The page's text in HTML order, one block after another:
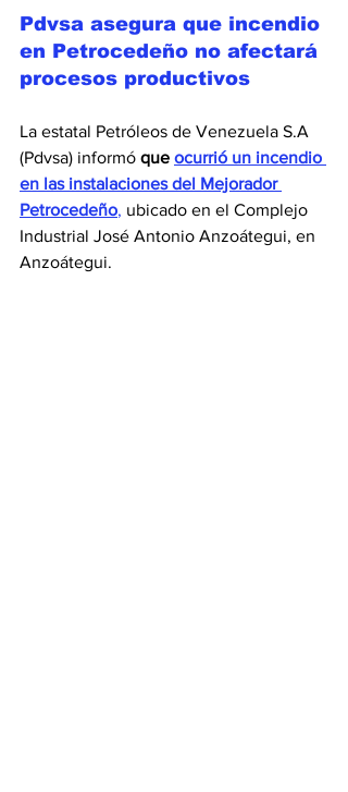
Pdvsa asegura que incendio
en Petrocedeño no afectará
procesos productivos
La estatal Petróleos de Venezuela S.A
(Pdvsa) informó que ocurrió un incendio
en las instalaciones del Mejorador
Petrocedeño, ubicado en el Complejo
Industrial José Antonio Anzoátegui, en
Anzoátegui.